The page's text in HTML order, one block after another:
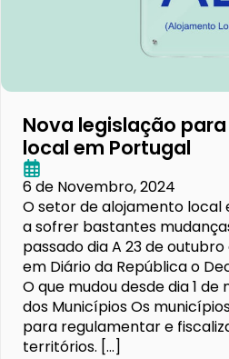
Nova legislação
local em Portugal
6 de Novembro, 2024
O setor de alojamento local
a sofrer bastantes
passado dia A 23 de
em Diário da República o
O que mudou desde dia 1
dos Municípios Os
para regulamentar e
territórios. […]